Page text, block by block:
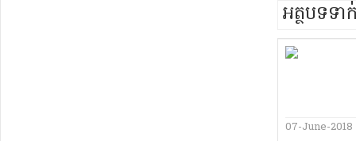
អត្ថបទទ
07-June-2018